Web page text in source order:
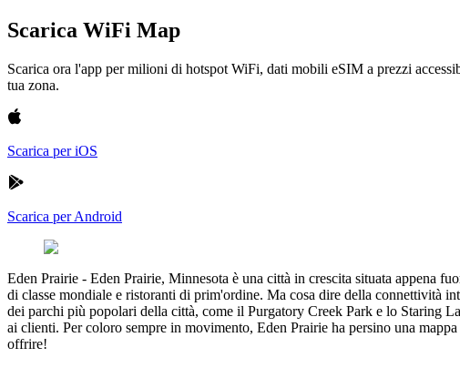
Scarica WiFi Map
Scarica ora l'app per milioni di hotspot WiFi, dati mobili eSIM a prezzi
tua zona.
Scarica per iOS
Scarica per Android
Eden Prairie - Eden Prairie, Minnesota è una città in crescita situata appena
di classe mondiale e ristoranti di prim'ordine. Ma cosa dire della connettività
dei parchi più popolari della città, come il Purgatory Creek Park e lo Staring
ai clienti. Per coloro sempre in movimento, Eden Prairie ha persino una
offrire!